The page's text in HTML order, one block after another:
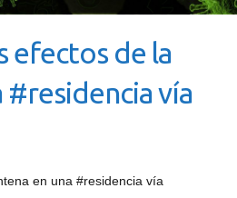
efectos de la
#residencia vía
en una #residencia vía